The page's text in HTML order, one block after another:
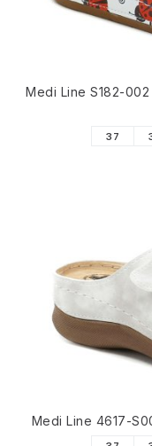
Medi Line S182-
37
Medi Line 4617-